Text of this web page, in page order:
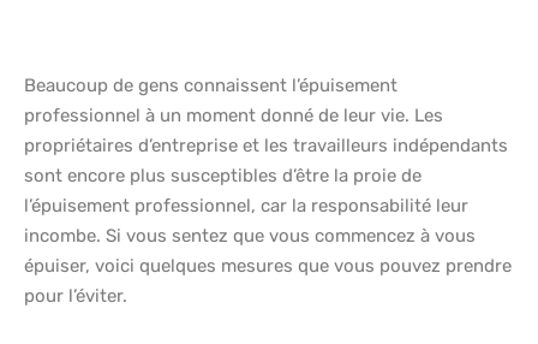
Beaucoup de gens connaissent l’épuisement
professionnel à un moment donné de leur vie. Les
propriétaires d’entreprise et les travailleurs indépendants
sont encore plus susceptibles d’être la proie de
l’épuisement professionnel, car la responsabilité leur
incombe. Si vous sentez que vous commencez à vous
épuiser, voici quelques mesures que vous pouvez prendre
pour l’éviter.